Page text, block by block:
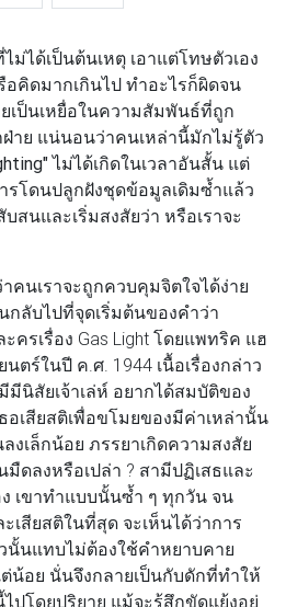
ด้เป็นต้นเหตุ เอาแต่โทษตัวเอง
คิดมากเกินไป ทำอะไรก็ผิดจน
เป็นเหยื่อในความสัมพันธ์ที่ถูก
าย แน่นอนว่าคนเหล่านี้มักไม่รู้ตัว
ไม่ได้เกิดในเวลาอันสั้น แต่
รโดนปลูกฝังชุดข้อมูลเดิมซ้ำแล้ว
สนและเริ่มสงสัยว่า หรือเราจะ
เราจะถูกควบคุมจิตใจได้ง่าย
ลับไปที่จุดเริ่มต้นของคำว่า
ครเรื่อง Gas Light โดยแพทริค แฮ
ตร์ในปี ค.ศ. 1944 เนื้อเรื่องกล่าว
นิสัยเจ้าเล่ห์ อยากได้สมบัติของ
อเสียสติเพื่อขโมยของมีค่าเหล่านั้น
งเล็กน้อย ภรรยาเกิดความสงสัย
ดลงหรือเปล่า ? สามีปฏิเสธและ
เขาทำแบบนั้นซ้ำ ๆ ทุกวัน จน
เสียสติในที่สุด จะเห็นได้ว่าการ
นั้นแทบไม่ต้องใช้คำหยาบคาย
อย นั่นจึงกลายเป็นกับดักที่ทำให้
ปโดยปริยาย แม้จะรู้สึกขัดแย้งอยู่